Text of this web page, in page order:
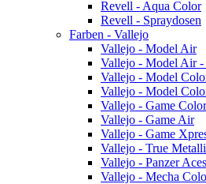
Revell - Aqua Color
Revell - Spraydosen
Farben - Vallejo
Vallejo - Model Air
Vallejo - Model Air -
Vallejo - Model
Vallejo - Model
Vallejo - Game Color
Vallejo - Game Air
Vallejo - Game
Vallejo - True
Vallejo - Panzer Aces
Vallejo - Mecha